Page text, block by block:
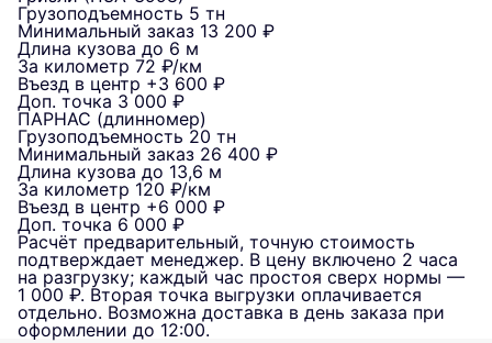
Грузоподъемность 5 тн
Минимальный заказ 13 200 ₽
Длина кузова до 6 м
За километр 72 ₽/км
Въезд в центр +3 600 ₽
Доп. точка 3 000 ₽
ПАРНАС (длинномер)
Грузоподъемность 20 тн
Минимальный заказ 26 400 ₽
Длина кузова до 13,6 м
За километр 120 ₽/км
Въезд в центр +6 000 ₽
Доп. точка 6 000 ₽
Расчёт предварительный, точную стоимость
подтверждает менеджер. В цену включено 2 часа
на разгрузку; каждый час простоя сверх нормы —
1 000 ₽. Вторая точка выгрузки оплачивается
отдельно. Возможна доставка в день заказа при
оформлении до 12:00.